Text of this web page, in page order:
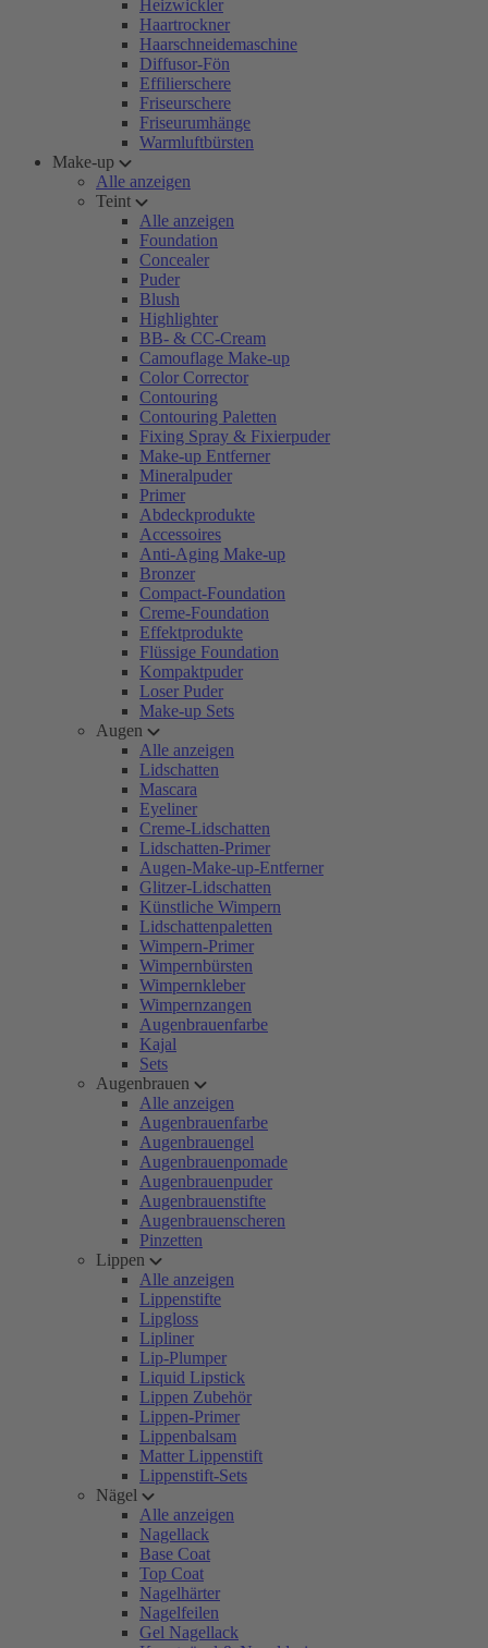
Heizwickler
Haartrockner
Haarschneidemaschine
Diffusor-Fön
Effilierschere
Friseurschere
Friseurumhänge
Warmluftbürsten
Make-up
Alle anzeigen
Teint
Alle anzeigen
Foundation
Concealer
Puder
Blush
Highlighter
BB- & CC-Cream
Camouflage Make-up
Color Corrector
Contouring
Contouring Paletten
Fixing Spray & Fixierpuder
Make-up Entferner
Mineralpuder
Primer
Abdeckprodukte
Accessoires
Anti-Aging Make-up
Bronzer
Compact-Foundation
Creme-Foundation
Effektprodukte
Flüssige Foundation
Kompaktpuder
Loser Puder
Make-up Sets
Augen
Alle anzeigen
Lidschatten
Mascara
Eyeliner
Creme-Lidschatten
Lidschatten-Primer
Augen-Make-up-Entferner
Glitzer-Lidschatten
Künstliche Wimpern
Lidschattenpaletten
Wimpern-Primer
Wimpernbürsten
Wimpernkleber
Wimpernzangen
Augenbrauenfarbe
Kajal
Sets
Augenbrauen
Alle anzeigen
Augenbrauenfarbe
Augenbrauengel
Augenbrauenpomade
Augenbrauenpuder
Augenbrauenstifte
Augenbrauenscheren
Pinzetten
Lippen
Alle anzeigen
Lippenstifte
Lipgloss
Lipliner
Lip-Plumper
Liquid Lipstick
Lippen Zubehör
Lippen-Primer
Lippenbalsam
Matter Lippenstift
Lippenstift-Sets
Nägel
Alle anzeigen
Nagellack
Base Coat
Top Coat
Nagelhärter
Nagelfeilen
Gel Nagellack